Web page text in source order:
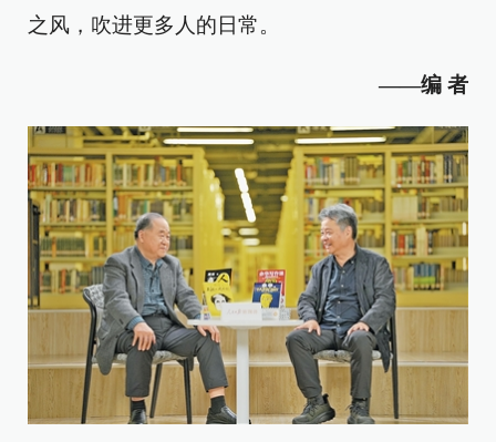
之风，吹进更多人的日常。
——编 者